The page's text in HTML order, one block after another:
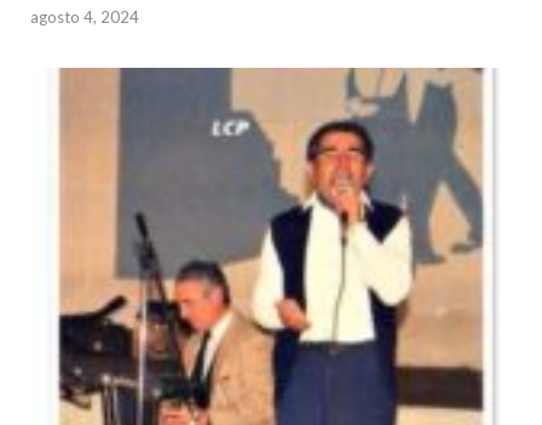
agosto 4, 2024